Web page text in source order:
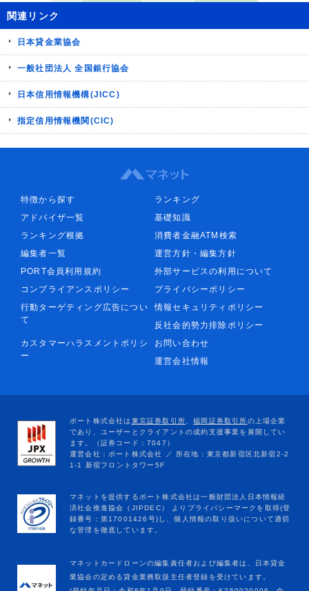
関連リンク
日本貸金業協会
一般社団法人 全国銀行協会
日本信用情報機構(JICC)
指定信用情報機関(CIC)
特徴から探す
ランキング
アドバイザ一覧
基礎知識
ランキング根拠
消費者金融ATM検索
編集者一覧
運営方針・編集方針
PORT会員利用規約
外部サービスの利用について
コンプライアンスポリシー
プライバシーポリシー
行動ターゲティング広告につい
て
情報セキュリティポリシー
反社会的勢力排除ポリシー
カスタマーハラスメントポリシ
ー
お問い合わせ
運営会社情報
マネットカードローンの編集責任者および編集者は、日本貸金
業協会の定める貸金業務取扱主任者登録を受けています。